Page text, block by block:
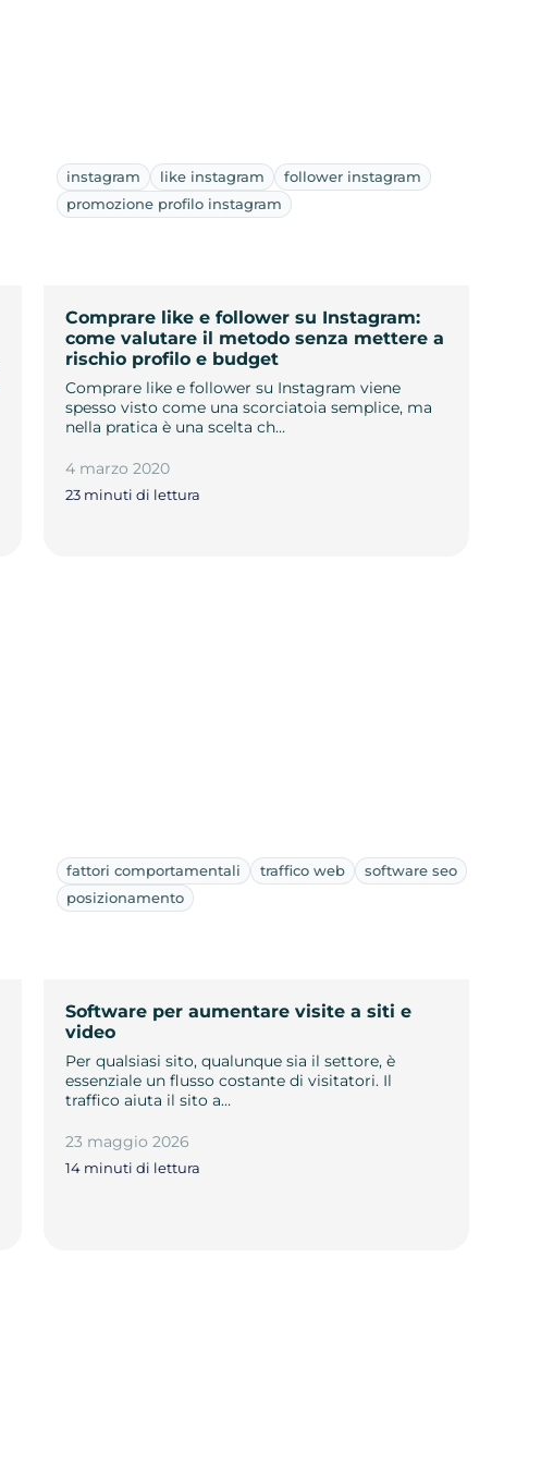
instagram like instagram
follower instagram
promozione profilo instagram
Comprare like e follower su Instagram:
come valutare il metodo senza mettere a
rischio profilo e budget
Comprare like e follower su Instagram viene
spesso visto come una scorciatoia semplice, ma
nella pratica è una scelta ch…
4 marzo 2020
23 minuti di lettura
fattori comportamentali traffico web
software seo
posizionamento
Software per aumentare visite a siti e
video
Per qualsiasi sito, qualunque sia il settore, è
essenziale un flusso costante di visitatori. Il
traffico aiuta il sito a…
23 maggio 2026
14 minuti di lettura